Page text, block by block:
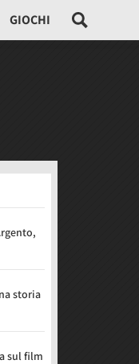
GIOCHI
storia
sul film